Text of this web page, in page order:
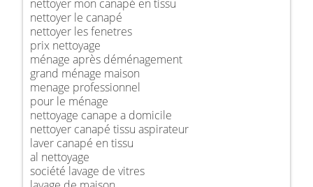
nettoyer mon canapé en tissu
nettoyer le canapé
nettoyer les fenetres
prix nettoyage
ménage après déménagement
grand ménage maison
menage professionnel
pour le ménage
nettoyage canape a domicile
nettoyer canapé tissu aspirateur
laver canapé en tissu
al nettoyage
société lavage de vitres